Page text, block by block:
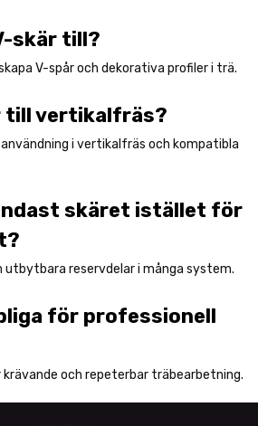
skär till?
V-spår och dekorativa profiler i trä.
till vertikalfräs?
i vertikalfräs och kompatibla
skäret istället för
utbytbara reservdelar i många system.
för professionell
och repeterbar träbearbetning.